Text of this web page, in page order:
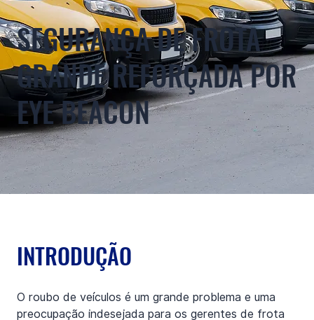
SEGURANÇA DE FROTA
GRANDE REFORÇADA POR
EYE BEACON
INTRODUÇÃO
O roubo de veículos é um grande problema e uma
preocupação indesejada para os gerentes de frota